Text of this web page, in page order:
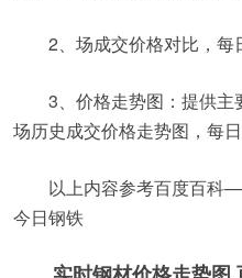
2、场成交价格对比，每
3、价格走势图：提供
场历史成交价格走势图，每日
以上内容参考百度百
今日钢铁